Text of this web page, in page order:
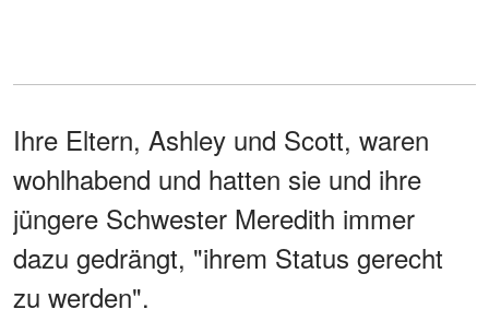
Ihre Eltern, Ashley und Scott, waren
wohlhabend und hatten sie und ihre
jüngere Schwester Meredith immer
dazu gedrängt, "ihrem Status gerecht
zu werden".